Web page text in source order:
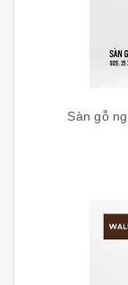
Sàn gỗ